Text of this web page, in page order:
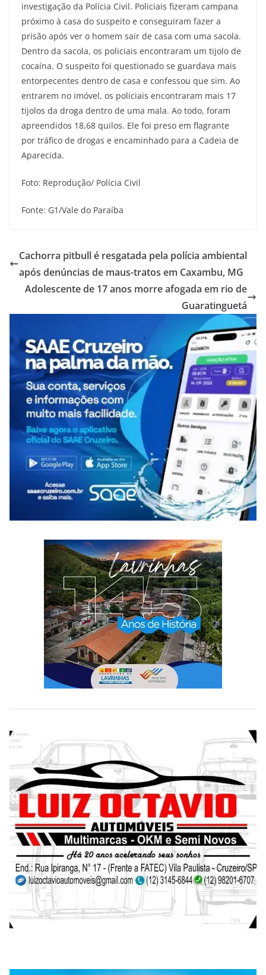
investigação da Polícia Civil. Policiais fizeram campana
próximo à casa do suspeito e conseguiram fazer a
prisão após ver o homem sair de casa com uma sacola.
Dentro da sacola, os policiais encontraram um tijolo de
cocaína. O suspeito foi questionado se guardava mais
entorpecentes dentro de casa e confessou que sim. Ao
entrarem no imóvel, os policiais encontraram mais 17
tijolos da droga dentro de uma mala. Ao todo, foram
apreendidos 18,68 quilos. Ele foi preso em flagrante
por tráfico de drogas e encaminhado para a Cadeia de
Aparecida.
Foto: Reprodução/ Polícia Civil
Fonte: G1/Vale do Paraíba
Cachorra pitbull é resgatada pela polícia ambiental
após denúncias de maus-tratos em Caxambu, MG
Adolescente de 17 anos morre afogada em rio de
Guaratinguetá